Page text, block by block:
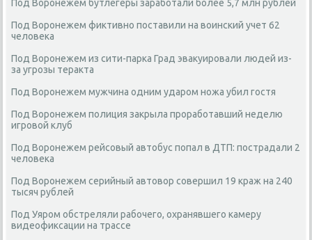
Под Воронежем бутлегеры заработали более 5,7 млн рублей
Под Воронежем фиктивно поставили на воинский учет 62
человека
Под Воронежем из сити-парка Град эвакуировали людей из-
за угрозы теракта
Под Воронежем мужчина одним ударом ножа убил гостя
Под Воронежем полиция закрыла проработавший неделю
игровой клуб
Под Воронежем рейсовый автобус попал в ДТП: пострадали 2
человека
Под Воронежем серийный автовор совершил 19 краж на 240
тысяч рублей
Под Уяром обстреляли рабочего, охранявшего камеру
видеофиксации на трассе